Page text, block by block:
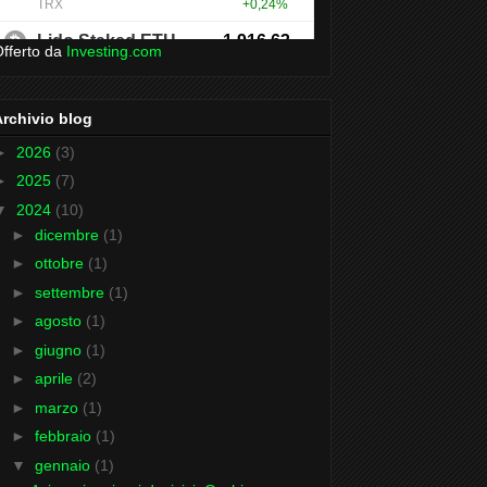
da Investing.com
blog
2026 (3)
2025 (7)
2024 (10)
► dicembre (1)
► ottobre (1)
► settembre (1)
► agosto (1)
► giugno (1)
► aprile (2)
► marzo (1)
► febbraio (1)
▼ gennaio (1)